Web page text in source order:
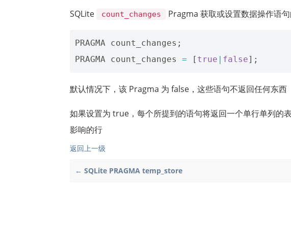
SQLite count_changes Pragma 获取或设置数据操作语句
PRAGMA count_changes ;
PRAGMA
count_changes = [ true | false];
默认情况下，该 Pragma 为 false，这些语句不返回任何东西
如果设置为 true，每个所提到的语句将返回一个单行单列的
影响的行
返回上一级
← SQLite PRAGMA temp_store